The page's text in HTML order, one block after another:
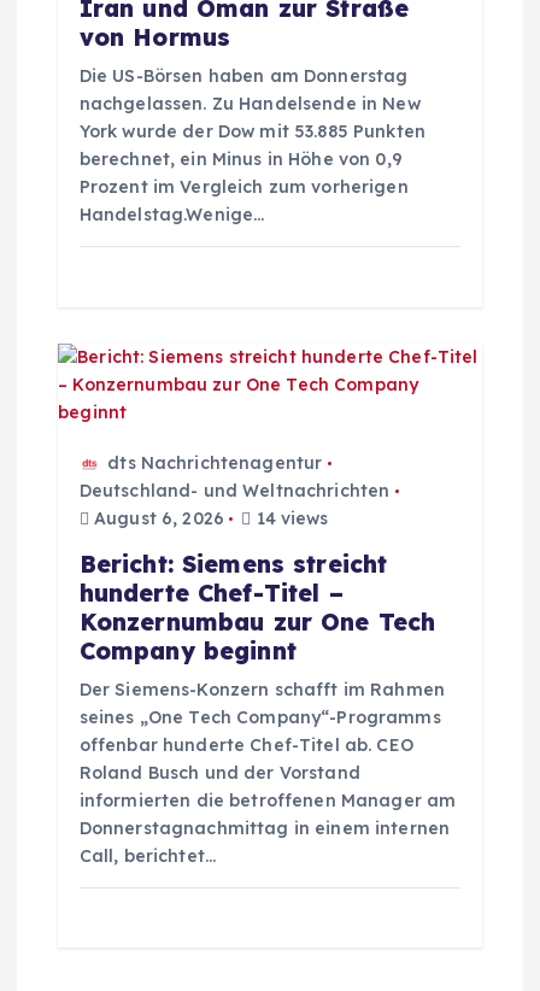
Iran und Oman zur Straße
von Hormus
Die US-Börsen haben am Donnerstag
nachgelassen. Zu Handelsende in New
York wurde der Dow mit 53.885 Punkten
berechnet, ein Minus in Höhe von 0,9
Prozent im Vergleich zum vorherigen
Handelstag.Wenige…
dts Nachrichtenagentur
Deutschland- und Weltnachrichten
August 6, 2026
14 views
Bericht: Siemens streicht
hunderte Chef-Titel –
Konzernumbau zur One Tech
Company beginnt
Der Siemens-Konzern schafft im Rahmen
seines „One Tech Company“-Programms
offenbar hunderte Chef-Titel ab. CEO
Roland Busch und der Vorstand
informierten die betroffenen Manager am
Donnerstagnachmittag in einem internen
Call, berichtet…